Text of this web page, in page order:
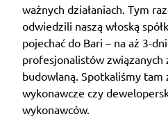
ważnych działaniach. Tym
odwiedzili naszą włoską
pojechać do Bari – na aż 3-
profesjonalistów związanych
budowlaną. Spotkaliśmy
wykonawcze czy
wykonawców.